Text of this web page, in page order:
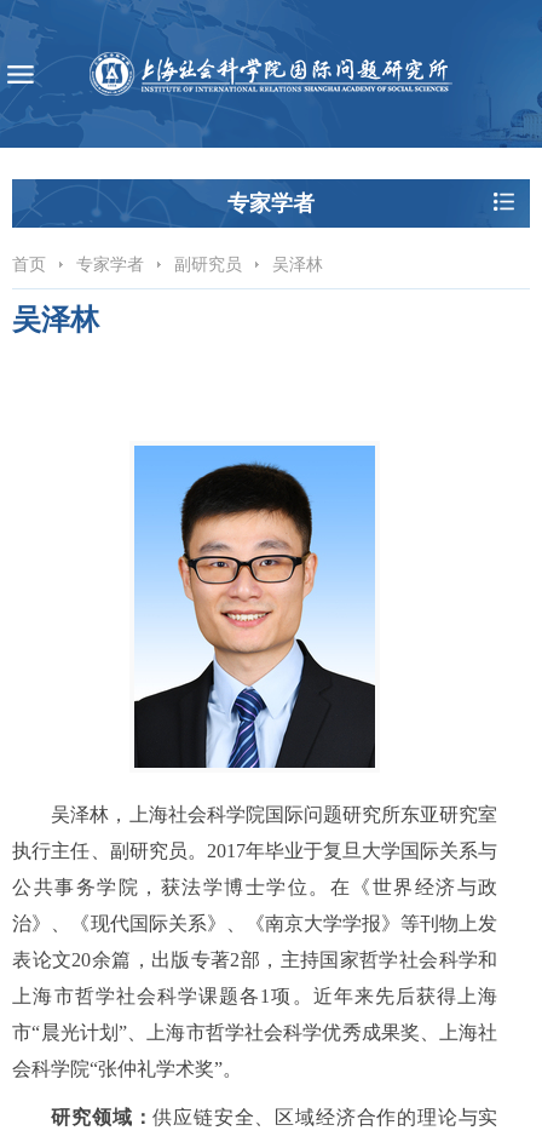
专家学者
首页 专家学者 副研究员 吴泽林
吴泽林
吴泽林，上海社会科学院国际问题研究所东亚研究室
执行主任、副研究员。 2017年毕业于复旦大学国际关系与
公共事务学院，获法学博士学位。在《世界经济与政
治》、《现代国际关系》、《南京大学学报》等刊物上发
表论文20余篇，出版专著2部，主持国家哲学社会科学和
上海市哲学社会科学课题各1 项。近年来先后获得上海
市“晨光计划”、上海市哲学社会科学优秀成果奖、上海社
会科学院“张仲礼学术奖”。
研究领域：供应链安全、区域经济合作的理论与实